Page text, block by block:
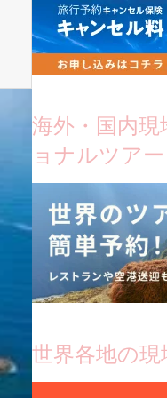
海外・国内現
ョナルツアー
世界各地の